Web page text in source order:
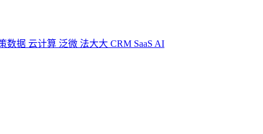
数据 云计算 泛微 法大大 CRM SaaS AI